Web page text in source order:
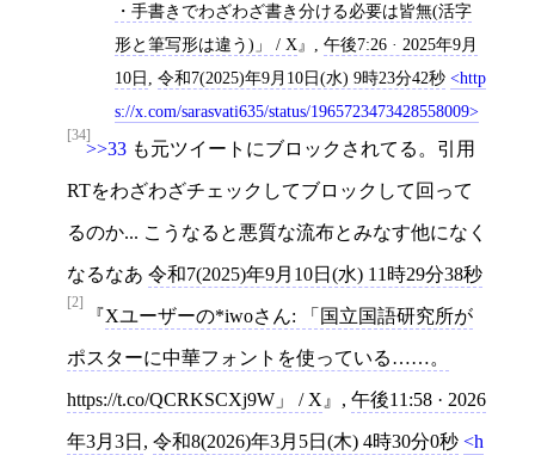
・手書きでわざわざ書き分ける必要は皆無(活字
形と筆写形は違う)」 / X
午後7:26 · 2025年9月
10日
令和7(2025)年9月10日(水) 9時23分42秒
http
s://x.com/sarasvati635/status/1965723473428558009
[34]
>>33 も元ツイートにブロックされてる。引用
RTをわざわざチェックしてブロックして回って
るのか... こうなると悪質な流布とみなす他になく
なるなあ 令和7(2025)年9月10日(水) 11時29分38秒
[2]
Xユーザーの*iwoさん: 「国立国語研究所が
ポスターに中華フォントを使っている……。
https://t.co/QCRKSCXj9W」 / X , 午後11:58 · 2026
年3月3日 , 令和8(2026)年3月5日(木) 4時30分0秒 h